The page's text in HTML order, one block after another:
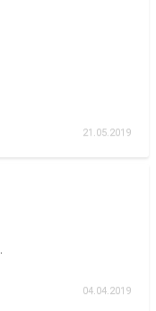
21.05.2019
04.04.2019